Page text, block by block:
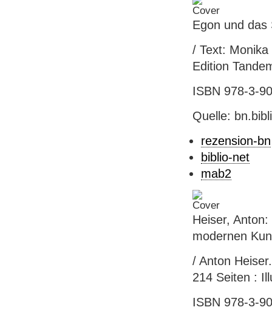
Egon und das
/ Text:
Edition
ISBN 978-3-
Quelle:
rezension-bn
biblio-net
mab2
Heiser,
modernen
/ Anton
214 Seiten :
ISBN 978-3-